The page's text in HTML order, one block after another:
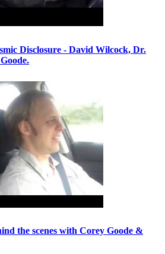
Disclosure - David Wilcock, Dr.
the scenes with Corey Goode &